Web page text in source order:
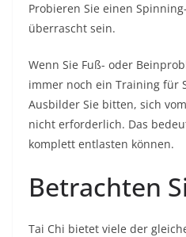
Probieren Sie einen
überrascht sein.
Wenn Sie Fuß- oder
immer noch ein Training für
Ausbilder Sie bitten, sich
nicht erforderlich. Das
komplett entlasten können.
Betrachten
Tai Chi bietet viele der